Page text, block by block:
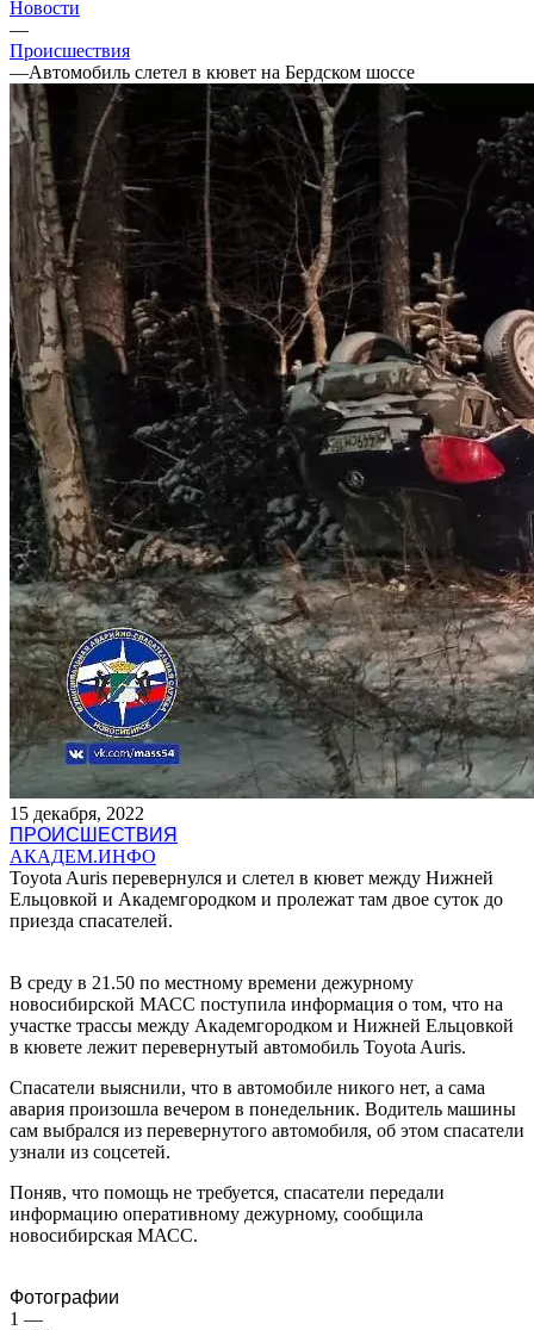
Новости
—
Происшествия
—Автомобиль слетел в кювет на Бердском шоссе
15 декабря, 2022
ПРОИСШЕСТВИЯ
АКАДЕМ.ИНФО
Toyota Auris перевернулся и слетел в кювет между Нижней
Ельцовкой и Академгородком и пролежат там двое суток до
приезда спасателей.
В среду в 21.50 по местному времени дежурному
новосибирской МАСС поступила информация о том, что на
участке трассы между Академгородком и Нижней Ельцовкой
в кювете лежит перевернутый автомобиль Toyota Auris.
Спасатели выяснили, что в автомобиле никого нет, а сама
авария произошла вечером в понедельник. Водитель машины
сам выбрался из перевернутого автомобиля, об этом спасатели
узнали из соцсетей.
Поняв, что помощь не требуется, спасатели передали
информацию оперативному дежурному, сообщила
новосибирская МАСС.
Фотографии
1 —